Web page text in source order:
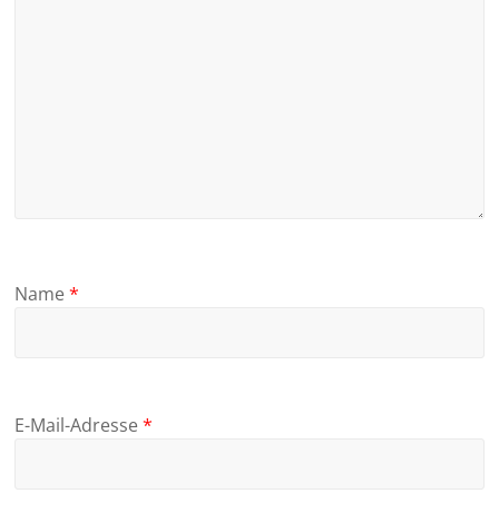
Name*
E-Mail-Adresse*